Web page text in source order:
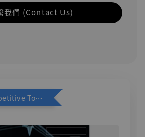
我們 (Contact Us)
加購優惠【Competitive Toys 梅西 [CM001]】